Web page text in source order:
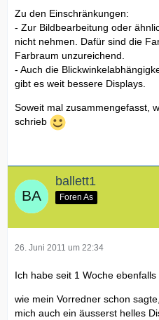
Zu den Einschränkungen:
- Zur Bildbearbeitung oder
nicht nehmen. Dafür sind die
Farbraum unzureichend.
- Auch die
gibt es weit bessere Displays.
Soweit mal zusammengefasst,
schrieb
ballett1
Foren As
26. Juni 2011 um 22:34
Ich habe seit 1 Woche ebenfalls
wie mein Vorredner schon
mich auch ein äusserst helles